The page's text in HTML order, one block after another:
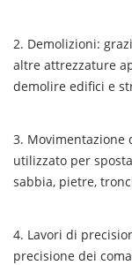
2. Demolizioni:
altre attrezzature
demolire edifici e
3. Movimentazione
utilizzato per
sabbia, pietre,
4. Lavori di
precisione dei